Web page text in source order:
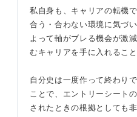
私自身も、キャリアの転機
合う・合わない環境に気づ
よって軸がブレる機会が激
むキャリアを手に入れること
自分史は一度作って終わり
ことで、エントリーシート
されたときの根拠としても